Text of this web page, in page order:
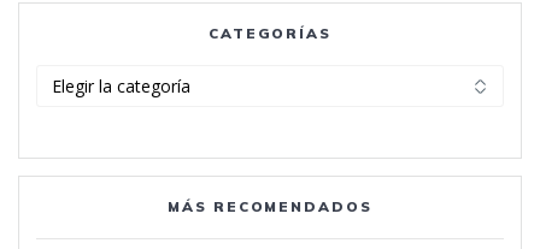
CATEGORÍAS
MÁS RECOMENDADOS